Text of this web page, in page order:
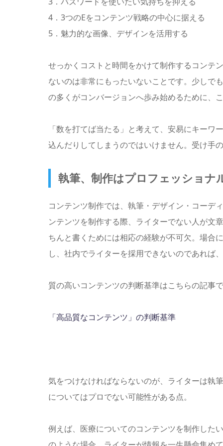
4．3つのEをコンテンツ戦略の中心に据える
5．魅力的な画像、デザインを活用する
せっかくコストと時間をかけて制作するコンテ
ないのは非常にもったいないことです。少しで
の多くがコンバージョンへ歩み始めるために、
「数を打てば当たる」と考えて、安易にキー
込んだりしてしまうのではいけません。受け手
執筆、制作はプロフェッショナ
コンテンツ制作では、執筆・デザイン・コーデ
ンテンツを制作する際、ライターでない人が文
ちんと書くためには相応の経験が不可欠。場合
し、社内でライターを採用できないのであれば
質の高いコンテンツの判断基準はこちらの記事
「高品質なコンテンツ」の判断基準
気をつけなければならないのが、ライターは執
についてはプロでない可能性がある点。
例えば、医療についてのコンテンツを制作した